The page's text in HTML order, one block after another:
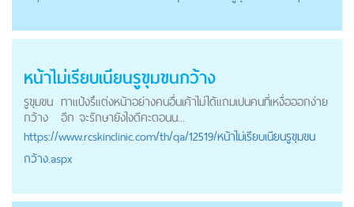
หน้าไม่เรียบเนียนรูขุมขนกว้าง
รูขุมขน
กว้าง
ทาแป้งรึแต่งหน้าอย่างคนอื่นเค้าไม่ได้แถมเปนคนที่เหงื่อออกง่าย
อีก จะรักษายังไงดีคะตอนน...
https://www.rcskinclinic.com/th/qa/12519/หน้าไม่เรียบเนียนรูขุมขน
กว้าง.aspx